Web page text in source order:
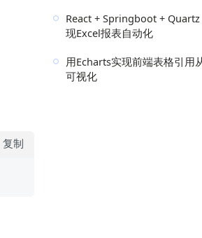
复制
React + Springboot +
现Excel报表自动化
用Echarts实现前端表格引用
可视化